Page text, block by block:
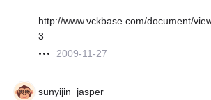
http://www.vckbase.com/document/
3
2009-11-27
sunyijin_jasper